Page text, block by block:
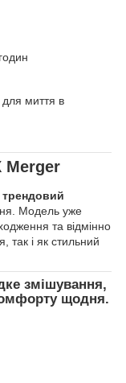
для миття в
Merger
трендовий
Модель уже
та відмінно
так і як стильний
змішування,
щодня.